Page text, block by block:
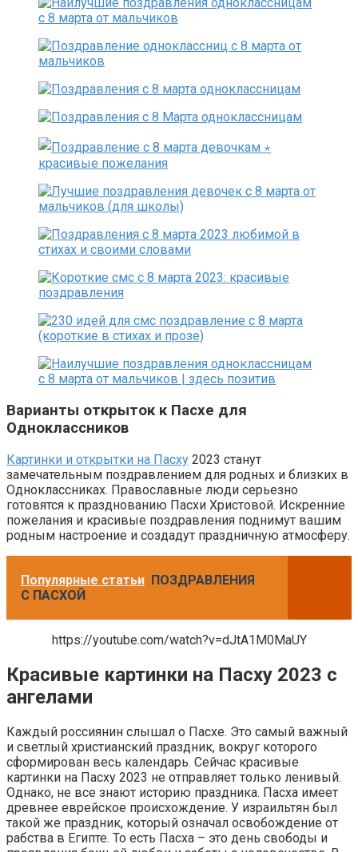
Варианты открыток к Пасхе для
Одноклассников
Картинки и открытки на Пасху 2023 станут
замечательным поздравлением для родных и близких в
Одноклассниках. Православные люди серьезно
готовятся к празднованию Пасхи Христовой. Искренние
пожелания и красивые поздравления поднимут вашим
родным настроение и создадут праздничную атмосферу.
Популярные статьи ПОЗДРАВЛЕНИЯ
С ПАСХОЙ
https://youtube.com/watch?v=dJtA1M0MaUY
Красивые картинки на Пасху 2023 с
ангелами
Каждый россиянин слышал о Пасхе. Это самый важный
и светлый христианский праздник, вокруг которого
сформирован весь календарь. Сейчас красивые
картинки на Пасху 2023 не отправляет только ленивый.
Однако, не все знают историю праздника. Пасха имеет
древнее еврейское происхождение. У израильтян был
такой же праздник, который означал освобождение от
рабства в Египте. То есть Пасха – это день свободы и